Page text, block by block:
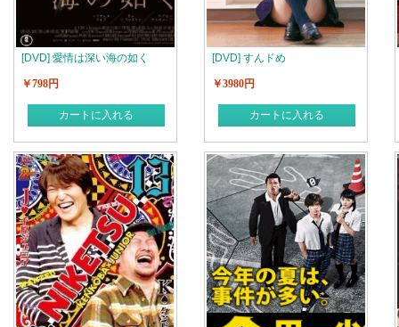
[DVD] 愛情は深い海の如く
￥798円
カートに入れる
[DVD] すんドめ
￥3980円
カートに入れる